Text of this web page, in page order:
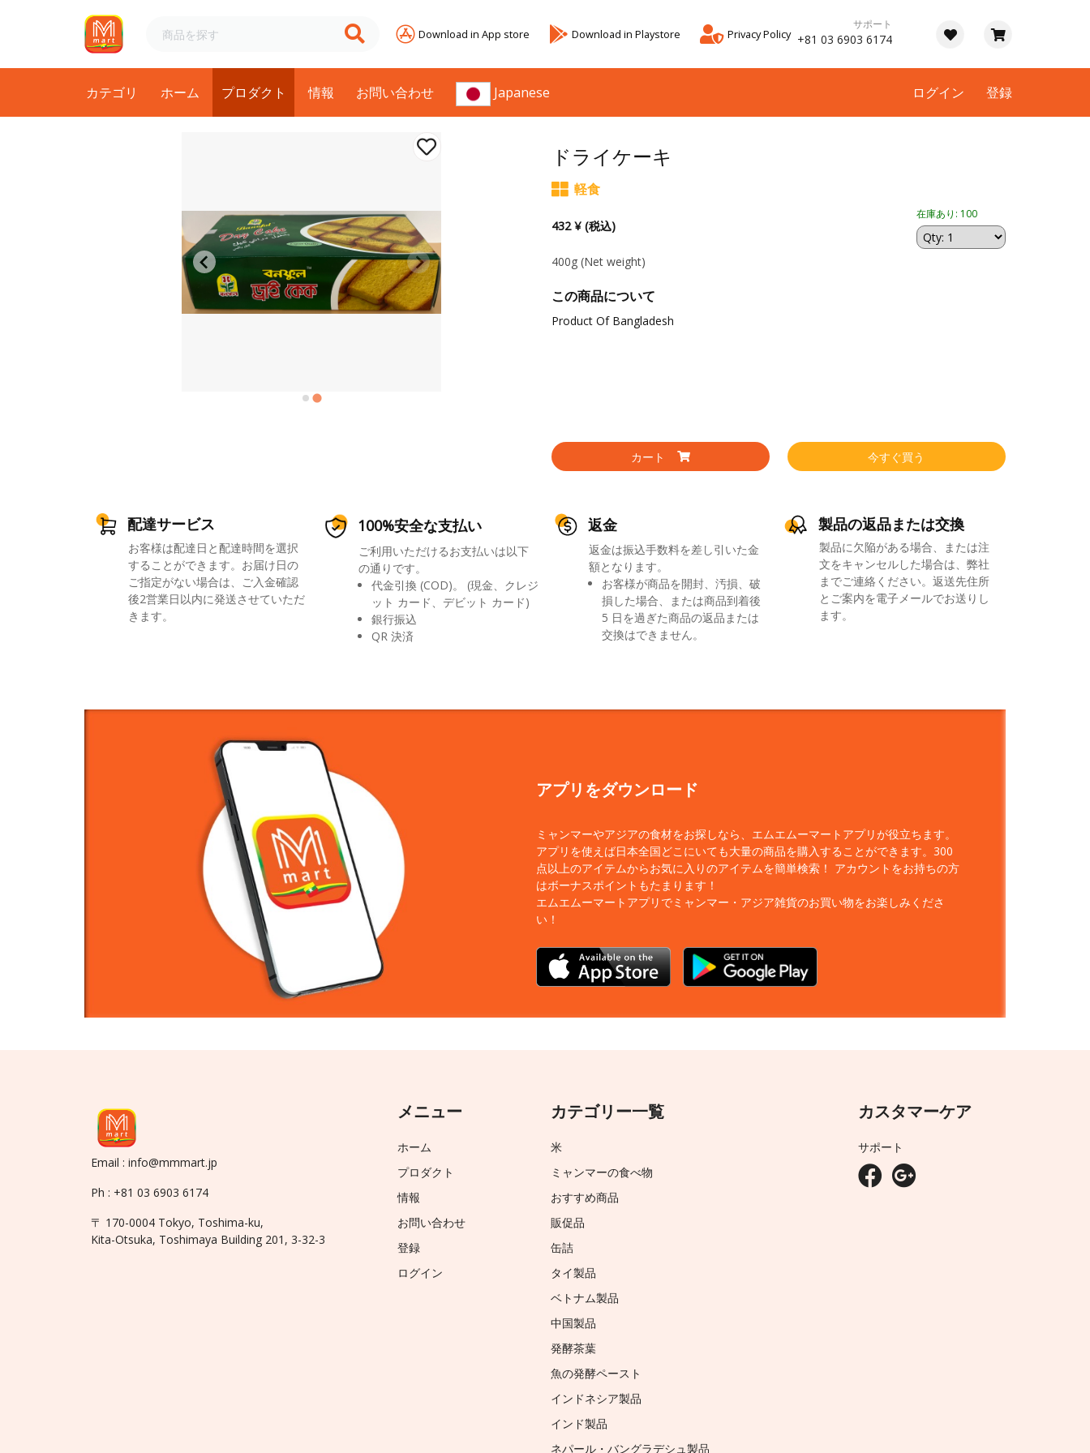
Download in App store Download in Playstore Privacy Policy
サポート
+81 03 6903 6174
カテゴリ ホーム プロダクト 情報 お問い合わせ Japanese ログイン 登録
ドライケーキ
軽食
432 ¥ (税込)
在庫あり: 100
400g (Net weight)
この商品について
Product Of Bangladesh
カート 今すぐ買う
配達サービス
お客様は配達日と配達時間を選択
することができます。お届け日の
ご指定がない場合は、ご入金確認
後2営業日以内に発送させていただ
きます。
100%安全な支払い
ご利用いただけるお支払いは以下
の通りです。
代金引換 (COD)。 (現金、クレジ
ット カード、デビット カード)
銀行振込
QR 決済
返金
返金は振込手数料を差し引いた金
額となります。
お客様が商品を開封、汚損、破
損した場合、または商品到着後
5 日を過ぎた商品の返品または
交換はできません。
製品の返品または交換
製品に欠陥がある場合、または注
文をキャンセルした場合は、弊社
までご連絡ください。返送先住所
とご案内を電子メールでお送りし
ます。
アプリをダウンロード
ミャンマーやアジアの食材をお探しなら、エムエムーマートアプリが役立ちます。
アプリを使えば日本全国どこにいても大量の商品を購入することができます。300
点以上のアイテムからお気に入りのアイテムを簡単検索！ アカウントをお持ちの方
はボーナスポイントもたまります！
エムエムーマートアプリでミャンマー・アジア雑貨のお買い物をお楽しみくださ
い！
Email : info@mmmart.jp
Ph : +81 03 6903 6174
〒 170-0004 Tokyo, Toshima-ku,
Kita-Otsuka, Toshimaya Building 201, 3-32-3
メニュー
ホーム
プロダクト
情報
お問い合わせ
登録
ログイン
カテゴリー一覧
米
ミャンマーの食べ物
おすすめ商品
販促品
缶詰
タイ製品
ベトナム製品
中国製品
発酵茶葉
魚の発酵ペースト
インドネシア製品
インド製品
ネパール・バングラデシュ製品
カスタマーケア
サポート